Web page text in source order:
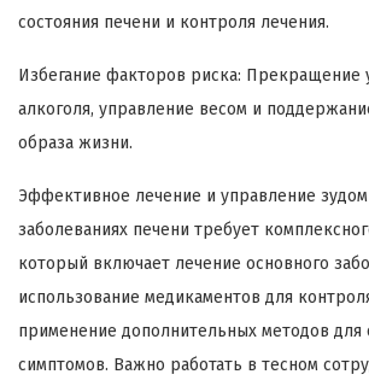
состояния печени и контроля лечения.
Избегание факторов риска: Прекращение
алкоголя, управление весом и
образа жизни.
Эффективное лечение и управление
заболеваниях печени требует
который включает лечение основного
использование медикаментов для
применение дополнительных методов для
симптомов. Важно работать в тесном